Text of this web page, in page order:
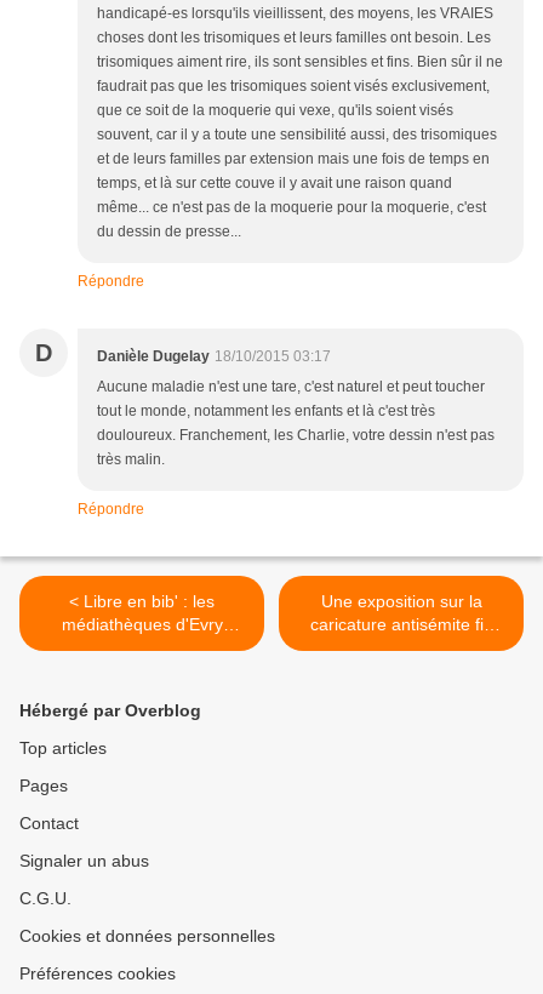
handicapé-es lorsqu'ils vieillissent, des moyens, les VRAIES
choses dont les trisomiques et leurs familles ont besoin. Les
trisomiques aiment rire, ils sont sensibles et fins. Bien sûr il ne
faudrait pas que les trisomiques soient visés exclusivement,
que ce soit de la moquerie qui vexe, qu'ils soient visés
souvent, car il y a toute une sensibilité aussi, des trisomiques
et de leurs familles par extension mais une fois de temps en
temps, et là sur cette couve il y avait une raison quand
même... ce n'est pas de la moquerie pour la moquerie, c'est
du dessin de presse...
Répondre
D Danièle Dugelay 18/10/2015 03:17
Aucune maladie n'est une tare, c'est naturel et peut toucher
tout le monde, notamment les enfants et là c'est très
douloureux. Franchement, les Charlie, votre dessin n'est pas
très malin.
Répondre
< Libre en bib' : les
médiathèques d'Evry
(Essonne) et la liberté
Une exposition sur la
caricature antisémite fin
2016 au Mémorial de
Hébergé par Overblog
Top articles
Pages
Contact
Signaler un abus
C.G.U.
Cookies et données personnelles
Préférences cookies